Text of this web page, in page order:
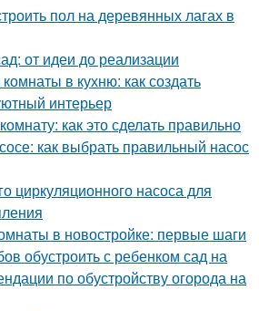
пол на деревянных лагах в
от идеи до реализации
в кухню: как создать
интерьер
как это сделать правильно
как выбрать правильный насос
циркуляционного насоса для
в новостройке: первые шаги
обустроить с ребенком сад на
по обустройству огорода на